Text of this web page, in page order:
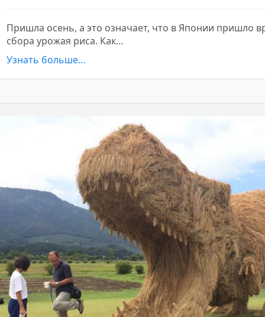
Пришла осень, а это означает, что в Японии пришло
сбора урожая риса. Как…
Узнать больше…